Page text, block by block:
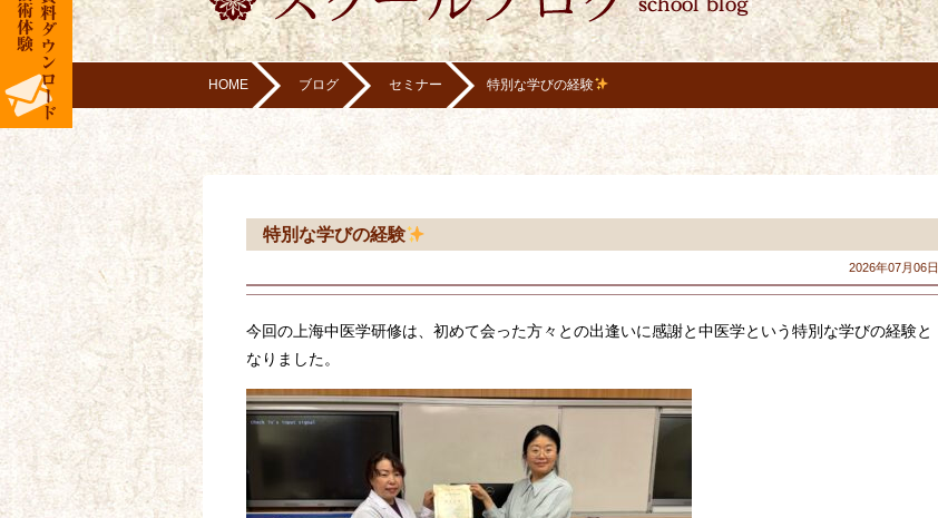
HOME ブログ セミナー 特別な学びの経験
特別な学びの経験
2026年07月06日
今回の上海中医学研修は、初めて会った方々との出逢いに感謝と中医学という特別な学びの経験と
なりました。